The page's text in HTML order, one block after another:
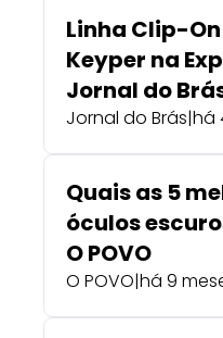
Linha Clip-
Keyper na
Jornal do
Jornal do Brás|há
Quais as 5
óculos
O POVO
O POVO|há 9